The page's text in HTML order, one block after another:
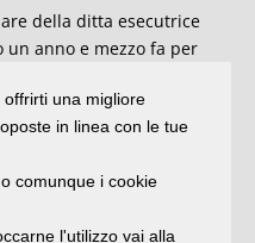
della ditta esecutrice
anno e mezzo fa per
ritenuto di dover
l’aggiunta del
l’intero
prescritto nel giugno
è del 2018 al
una migliore
in linea con le tue
comunque i cookie
l'utilizzo vai alla